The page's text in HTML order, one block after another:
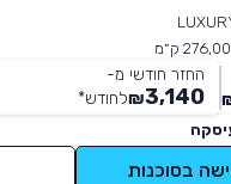
ק״מ
החזר חודשי מ-
3,140
₪לחודש*
בסוכנות